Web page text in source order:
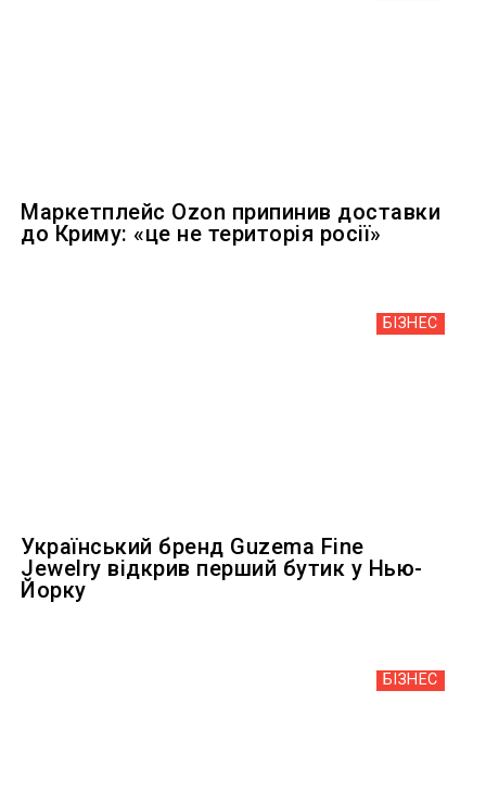
Маркетплейс Ozon припинив доставки
до Криму: «це не територія росії»
БІЗНЕС
Український бренд Guzema Fine
Jewelry відкрив перший бутик у Нью-
Йорку
БІЗНЕС